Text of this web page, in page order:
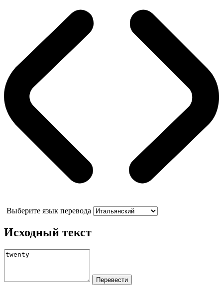
Выберите язык перевода
Исходный текст